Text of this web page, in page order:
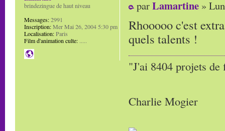
parLamartine »
Rhooooo c'est
quels talents !
"J'ai 8404 projets
Charlie Mogier
brindezingue de haut niveau
Messages:2991
Inscription:Mer Mai 26, 2004 5:30 pm
Localisation:Paris
Film d'animation culte: .....